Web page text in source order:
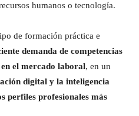
humanos o tecnología.
de formación práctica e
demanda de competencias
el mercado laboral, en un
digital y la inteligencia
perfiles profesionales más